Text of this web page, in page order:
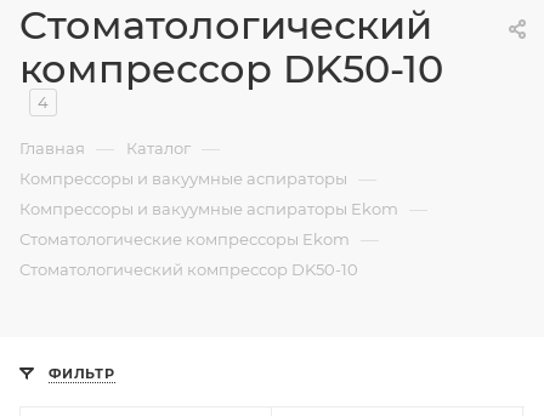
Cтоматологический
компрессор DK50-10
4
Главная — Каталог —
Компрессоры и вакуумные аспираторы —
Компрессоры и вакуумные аспираторы Ekom —
Стоматологические компрессоры Ekom —
Cтоматологический компрессор DK50-10
ФИЛЬТР